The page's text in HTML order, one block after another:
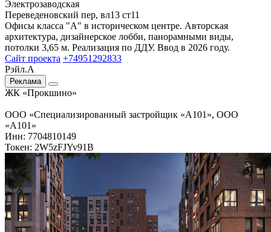
Электрозаводская
Переведеновский пер, вл13 ст11
Офисы класса "А" в историческом центре. Авторская
архитектура, дизайнерское лобби, панорамными виды,
потолки 3,65 м. Реализация по ДДУ. Ввод в 2026 году.
Сайт проекта +74951292833
Рэйл.А
Реклама
ЖК «Прокшино»
ООО «Специализированный застройщик «А101», ООО
«А101»
Инн: 7704810149
Токен: 2W5zFJYv91B